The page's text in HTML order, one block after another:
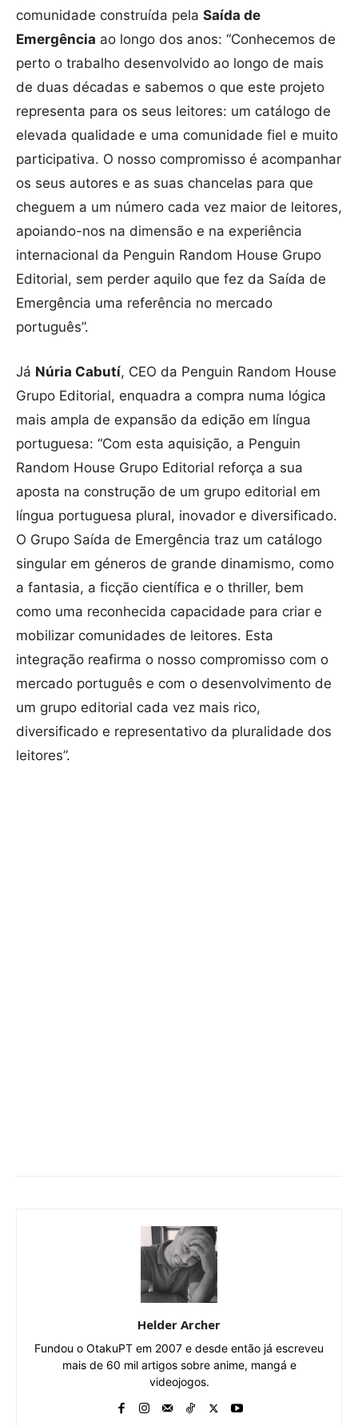
comunidade construída pela Saída de
Emergência ao longo dos anos: “Conhecemos de
perto o trabalho desenvolvido ao longo de mais
de duas décadas e sabemos o que este projeto
representa para os seus leitores: um catálogo de
elevada qualidade e uma comunidade fiel e muito
participativa. O nosso compromisso é acompanhar
os seus autores e as suas chancelas para que
cheguem a um número cada vez maior de leitores,
apoiando-nos na dimensão e na experiência
internacional da Penguin Random House Grupo
Editorial, sem perder aquilo que fez da Saída de
Emergência uma referência no mercado
português”.
Já Núria Cabutí, CEO da Penguin Random House
Grupo Editorial, enquadra a compra numa lógica
mais ampla de expansão da edição em língua
portuguesa: “Com esta aquisição, a Penguin
Random House Grupo Editorial reforça a sua
aposta na construção de um grupo editorial em
língua portuguesa plural, inovador e diversificado.
O Grupo Saída de Emergência traz um catálogo
singular em géneros de grande dinamismo, como
a fantasia, a ficção científica e o thriller, bem
como uma reconhecida capacidade para criar e
mobilizar comunidades de leitores. Esta
integração reafirma o nosso compromisso com o
mercado português e com o desenvolvimento de
um grupo editorial cada vez mais rico,
diversificado e representativo da pluralidade dos
leitores”.
Helder Archer
Fundou o OtakuPT em 2007 e desde então já escreveu
mais de 60 mil artigos sobre anime, mangá e
videojogos.